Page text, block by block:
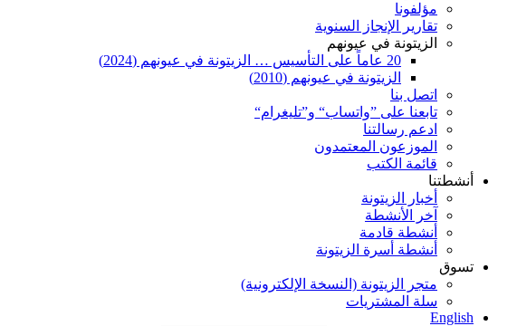
مؤلفونا
تقارير الإنجاز السنوية
الزيتونة في عيونهم
20 عاماً على التأسيس … الزيتونة في عيونهم (2024)
الزيتونة في عيونهم (2010)
اتصل بنا
تابعنا على ”واتساب“ و”تليغرام“
ادعم رسالتنا
الموزعون المعتمدون
قائمة الكتب
أنشطتنا
أخبار الزيتونة
آخر الأنشطة
أنشطة قادمة
أنشطة أسرة الزيتونة
تسوق
متجر الزيتونة (النسخة الإلكترونية)
سلة المشتريات
English